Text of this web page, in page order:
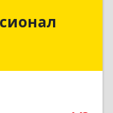
г, Кирова